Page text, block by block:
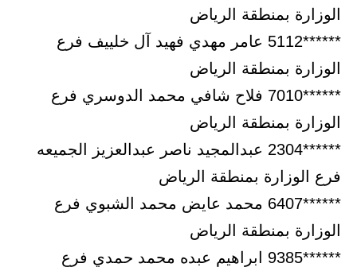
الوزارة بمنطقة الرياض
******5112 عامر مهدي فهيد آل خلييف فرع
الوزارة بمنطقة الرياض
******7010 فلاح شافي محمد الدوسري فرع
الوزارة بمنطقة الرياض
******2304 عبدالمجيد ناصر عبدالعزيز الجميعه
فرع الوزارة بمنطقة الرياض
******6407 محمد عايض محمد الشبوي فرع
الوزارة بمنطقة الرياض
******9385 ابراهيم عبده محمد حمدي فرع